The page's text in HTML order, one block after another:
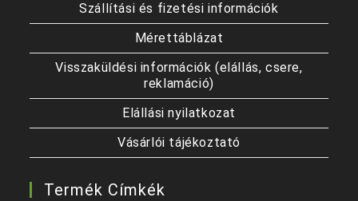
Szállítási és fizetési információk
Mérettáblázat
Visszaküldési információk (elállás, csere,
reklamáció)
Elállási nyilatkozat
Vásárlói tájékoztató
Termék Címkék